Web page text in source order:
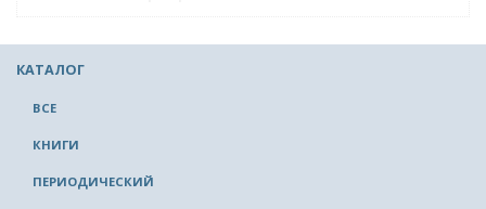
КАТАЛОГ
ВСЕ
КНИГИ
ПЕРИОДИЧЕСКИЙ